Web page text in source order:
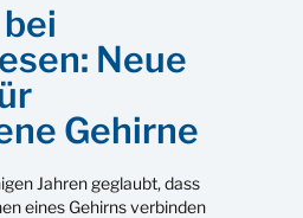
Neue
Gehirne
Jahren geglaubt, dass
eines Gehirns verbinden